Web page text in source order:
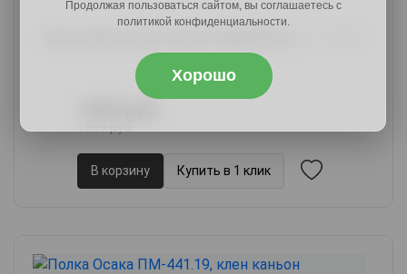
1599 руб.
В корзину Купить в 1 клик
Продолжая пользоваться сайтом, вы соглашаетесь с
политикой конфиденциальности.
Хорошо